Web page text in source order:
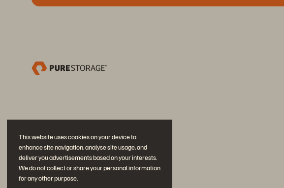
This website uses cookies on your device to
enhance site navigation, analyse site usage, and
deliver you advertisements based on your interests.
We do not collect or share your personal information
for any other purpose.